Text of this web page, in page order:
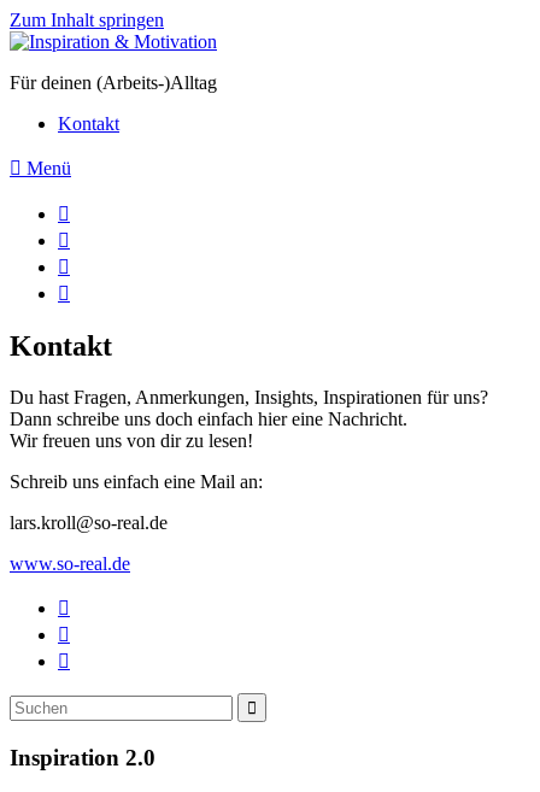
Zum Inhalt springen
Für deinen (Arbeits-)Alltag
Kontakt
Menü
Kontakt
Du hast Fragen, Anmerkungen, Insights, Inspirationen für uns?
Dann schreibe uns doch einfach hier eine Nachricht.
Wir freuen uns von dir zu lesen!
Schreib uns einfach eine Mail an:
lars.kroll@so-real.de
www.so-real.de
Suche
nach:
Inspiration 2.0